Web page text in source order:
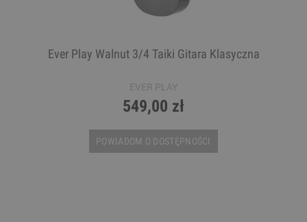
Ever Play Walnut 3/4 Taiki Gitara Klasyczna
EVER PLAY
549,00 zł
POWIADOM O DOSTĘPNOŚCI